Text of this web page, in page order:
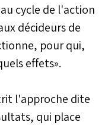
cycle de l'action
décideurs de
pour qui,
effets».
l'approche dite
qui place